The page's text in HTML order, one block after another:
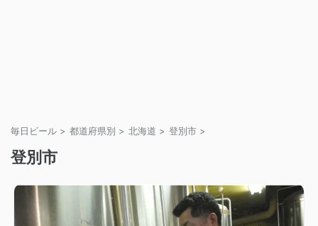
毎日ビール > 都道府県別 > 北海道 > 登別市 >
登別市